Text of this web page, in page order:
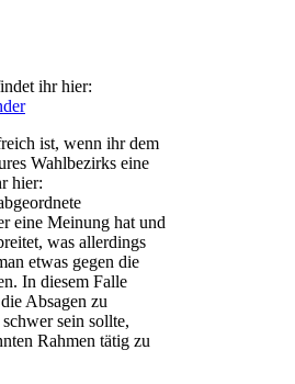
ihr hier:
ist, wenn ihr dem
Wahlbezirks eine
hier:
eine Meinung hat und
was allerdings
etwas gegen die
In diesem Falle
Absagen zu
sein sollte,
Rahmen tätig zu